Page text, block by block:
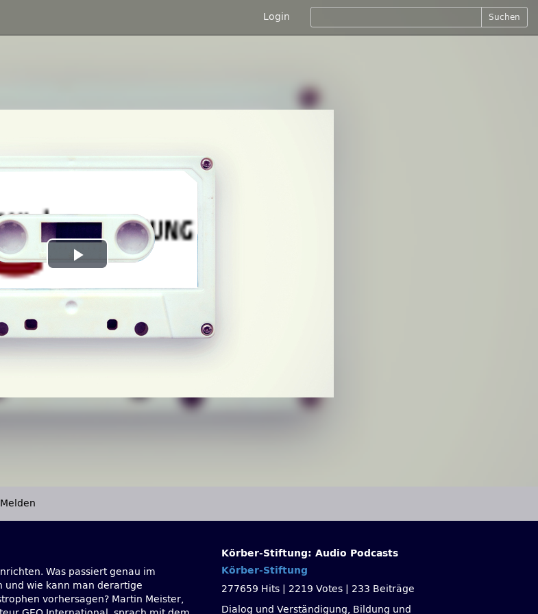
Login Suchen
Play
Video
Melden
Körber-Stiftung: Audio Podcasts
Körber-Stiftung
277659 Hits
2219 Votes
233 Beiträge
Dialog und Verständigung, Bildung und